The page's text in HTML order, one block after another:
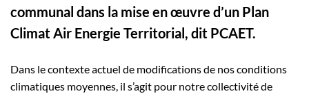
communal dans la mise en œuvre d’un Plan
Climat Air Energie Territorial, dit PCAET.
Dans le contexte actuel de modifications de nos conditions
climatiques moyennes, il s’agit pour notre collectivité de